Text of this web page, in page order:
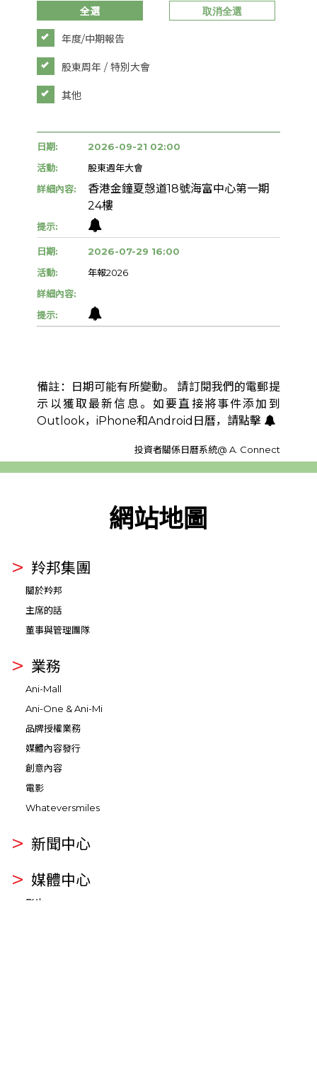
全選 取消全選
年度/中期報告
股東周年 / 特別大會
其他
日期:
2026-09-21 02:00
活動:
股東週年大會
詳細內容:
香港金鐘夏愨道18號海富中心第一期
24樓
提示:
日期:
2026-07-29 16:00
活動:
年報2026
詳細內容:
提示:
備註：日期可能有所變動。 請訂閱我們的電郵提
示以獲取最新信息。如要直接將事件添加到
Outlook，iPhone和Android日曆，請點擊
投資者關係日曆系統@ A. Connect
網站地圖
羚邦集團
關於羚邦
主席的話
董事與管理團隊
業務
Ani-Mall
Ani-One & Ani-Mi
品牌授權業務
媒體內容發行
創意內容
電影
Whateversmiles
新聞中心
媒體中心
影片